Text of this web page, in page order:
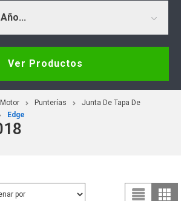
Ver Productos
Motor Punterías
Junta De Tapa De
Edge